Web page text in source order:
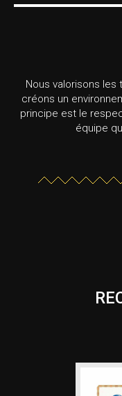
Nous valorisons
créons un
principe est le
équipe